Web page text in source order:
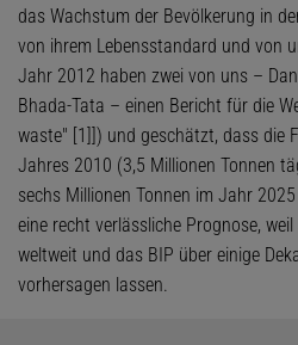
das Wachstum der Bevölkerung in
von ihrem Lebensstandard und von
Jahr 2012 haben zwei von uns –
Bhada-Tata – einen Bericht für die
waste" [1]]) und geschätzt, dass die
Jahres 2010 (3,5 Millionen Tonnen
sechs Millionen Tonnen im Jahr
eine recht verlässliche Prognose,
weltweit und das BIP über einige
vorhersagen lassen.